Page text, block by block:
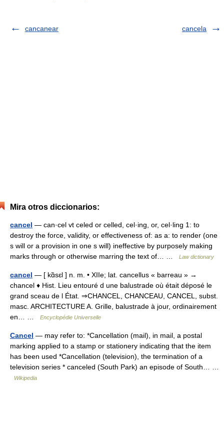
cancanear cancela
Mira otros diccionarios:
cancel — can·cel vt celed or celled, cel·ing, or, cel·ling 1: to
destroy the force, validity, or effectiveness of: as a: to render (one
s will or a provision in one s will) ineffective by purposely making
marks through or otherwise marring the text of… …
Law dictionary
cancel — [ kɑ̃sɛl ] n. m. • XIIe; lat. cancellus « barreau » →
chancel ♦ Hist. Lieu entouré d une balustrade où était déposé le
grand sceau de l État. ⇒CHANCEL, CHANCEAU, CANCEL, subst.
masc. ARCHITECTURE A. Grille, balustrade à jour, ordinairement
en… …
Encyclopédie Universelle
Cancel — may refer to: *Cancellation (mail), in mail, a postal
marking applied to a stamp or stationery indicating that the item
has been used *Cancellation (television), the termination of a
television series * canceled (South Park) an episode of South… …
Wikipedia